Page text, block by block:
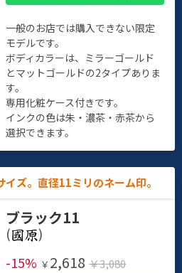
一般のお店では購入できない限定
モデルです。
ボディカラーは、ミラーゴールド
とマットゴールドの2タイプありま
す。
専用化粧ケース付きです。
インクの色は朱・濃茶・赤茶から
選択できます。
ズ。直径11ミリのネーム印。
ブラック11
(
)
-15% ￥ 2,618 ￥3,080